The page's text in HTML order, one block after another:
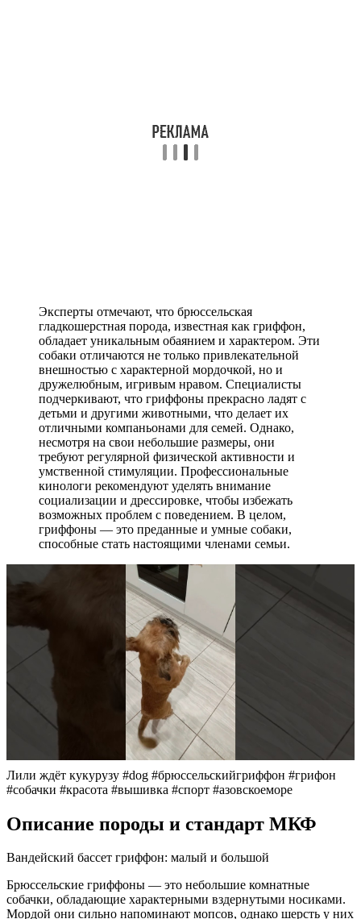
Эксперты отмечают, что брюссельская
гладкошерстная порода, известная как гриффон,
обладает уникальным обаянием и характером. Эти
собаки отличаются не только привлекательной
внешностью с характерной мордочкой, но и
дружелюбным, игривым нравом. Специалисты
подчеркивают, что гриффоны прекрасно ладят с
детьми и другими животными, что делает их
отличными компаньонами для семей. Однако,
несмотря на свои небольшие размеры, они
требуют регулярной физической активности и
умственной стимуляции. Профессиональные
кинологи рекомендуют уделять внимание
социализации и дрессировке, чтобы избежать
возможных проблем с поведением. В целом,
гриффоны — это преданные и умные собаки,
способные стать настоящими членами семьи.
Лили ждёт кукурузу #dog #брюссельскийгриффон #грифон
#собачки #красота #вышивка #спорт #азовскоеморе
Описание породы и стандарт МКФ
Вандейский бассет гриффон: малый и большой
Брюссельские гриффоны — это небольшие комнатные
собачки, обладающие характерными вздернутыми носиками.
Мордой они сильно напоминают мопсов, однако шерсть у них